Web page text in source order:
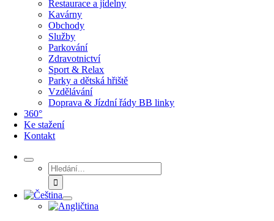
Restaurace a jídelny
Kavárny
Obchody
Služby
Parkování
Zdravotnictví
Sport & Relax
Parky a dětská hřiště
Vzdělávání
Doprava & Jízdní řády BB linky
360°
Ke stažení
Kontakt
Hledat: